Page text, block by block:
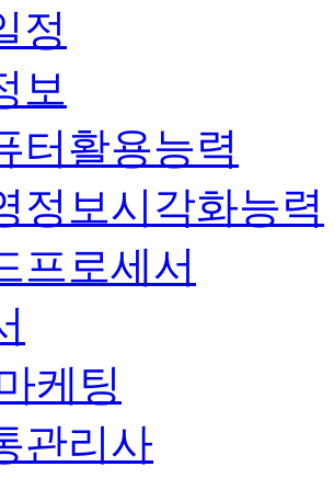
정
보
터활용능력
정보시각화능력
프로세서
케팅
관리사